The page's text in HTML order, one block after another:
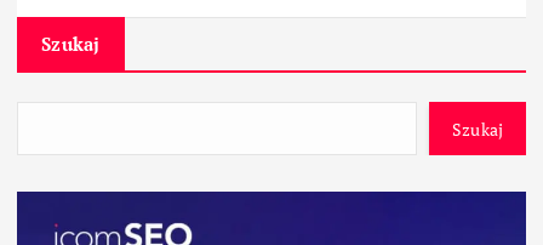
Szukaj
Szukaj